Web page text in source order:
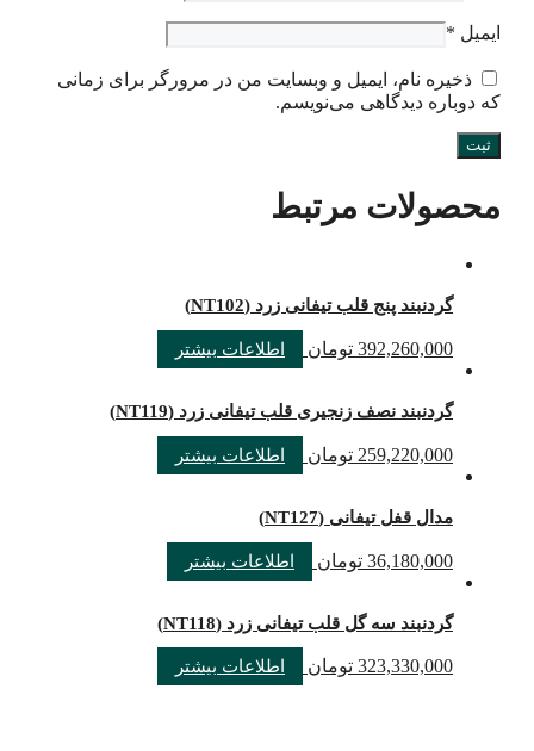
ایمیل *
ذخیره نام، ایمیل و وبسایت من در مرورگر برای زمانی
که دوباره دیدگاهی می‌نویسم.
محصولات مرتبط
گردنبند پنج قلب تیفانی زرد (NT102)
392,260,000 تومان اطلاعات بیشتر
گردنبند نصف زنجیری قلب تیفانی زرد (NT119)
259,220,000 تومان اطلاعات بیشتر
مدال قفل تیفانی (NT127)
36,180,000 تومان اطلاعات بیشتر
گردنبند سه گل قلب تیفانی زرد (NT118)
323,330,000 تومان اطلاعات بیشتر